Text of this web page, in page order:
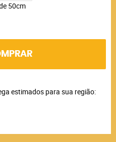
50cm
estimados para sua região: